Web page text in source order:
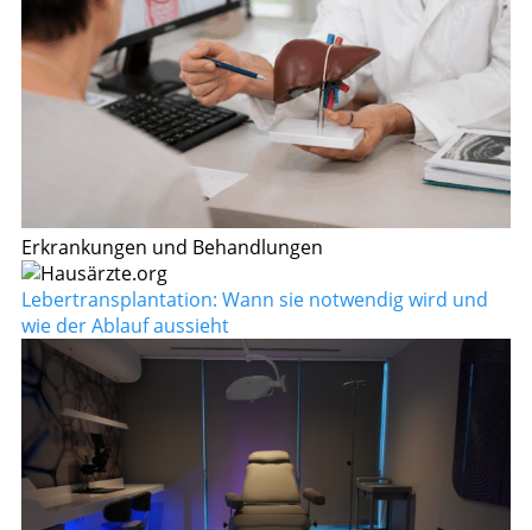
Erkrankungen und Behandlungen
Lebertransplantation: Wann sie notwendig wird und
wie der Ablauf aussieht